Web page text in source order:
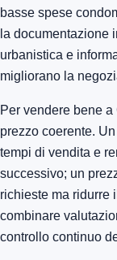
basse spese
la documentazione
urbanistica e
migliorano la
Per vendere bene
prezzo coerente.
tempi di vendita e
successivo; un
richieste ma ridurre
combinare
controllo continuo